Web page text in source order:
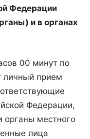
Федерации
и в органах
00 минут по
личный прием
Федерации,
органы местного
лица